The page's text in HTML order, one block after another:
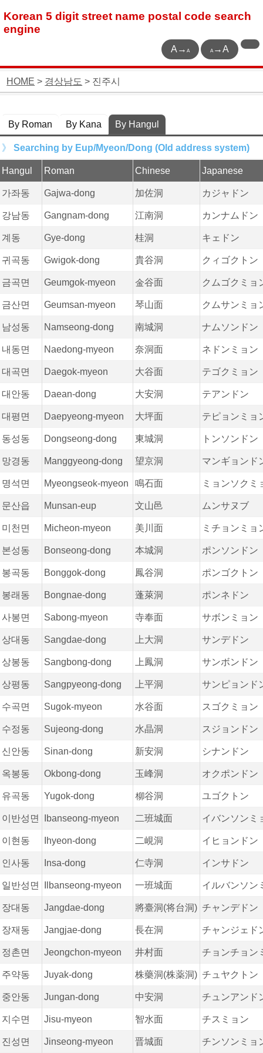
Korean 5 digit street name postal code search
engine
A →A
A→A
HOME > 경상남도 > 진주시
By Roman By Kana By Hangul
Searching by Eup/Myeon/Dong (Old address system)
Hangul Roman Chinese Japanese
가좌동 Gajwa-dong 加佐洞 カジャドン
강남동 Gangnam-dong 江南洞 カンナムドン
계동 Gye-dong 桂洞 キェドン
귀곡동 Gwigok-dong 貴谷洞 クィゴクトン
금곡면 Geumgok-myeon 金谷面 クムゴクミョ
금산면 Geumsan-myeon 琴山面 クムサンミョ
남성동 Namseong-dong 南城洞 ナムソンドン
내동면 Naedong-myeon 奈洞面 ネドンミョン
대곡면 Daegok-myeon 大谷面 テゴクミョン
대안동 Daean-dong 大安洞 テアンドン
대평면 Daepyeong-myeon 大坪面 テピョンミョ
동성동 Dongseong-dong 東城洞 トンソンドン
망경동 Manggyeong-dong 望京洞 マンギョンド
명석면 Myeongseok-myeon 鳴石面 ミョンソクミ
문산읍 Munsan-eup 文山邑 ムンサヌブ
미천면 Micheon-myeon 美川面 ミチョンミョ
본성동 Bonseong-dong 本城洞 ポンソンドン
봉곡동 Bonggok-dong 鳳谷洞 ポンゴクトン
봉래동 Bongnae-dong 蓬萊洞 ポンネドン
사봉면 Sabong-myeon 寺奉面 サボンミョン
상대동 Sangdae-dong 上大洞 サンデドン
상봉동 Sangbong-dong 上鳳洞 サンボンドン
상평동 Sangpyeong-dong 上平洞 サンピョンド
수곡면 Sugok-myeon 水谷面 スゴクミョン
수정동 Sujeong-dong 水晶洞 スジョンドン
신안동 Sinan-dong 新安洞 シナンドン
옥봉동 Okbong-dong 玉峰洞 オクポンドン
유곡동 Yugok-dong 柳谷洞 ユゴクトン
이반성면 Ibanseong-myeon 二班城面 イバンソンミ
이현동 Ihyeon-dong 二峴洞 イヒョンドン
인사동 Insa-dong 仁寺洞 インサドン
일반성면 Ilbanseong-myeon 一班城面 イルバンソン
장대동 Jangdae-dong 將臺洞(将台洞) チャンデドン
장재동 Jangjae-dong 長在洞 チャンジェド
정촌면 Jeongchon-myeon 井村面 チョンチョン
주약동 Juyak-dong 株藥洞(株薬洞) チュヤクトン
중안동 Jungan-dong 中安洞 チュンアンド
지수면 Jisu-myeon 智水面 チスミョン
진성면 Jinseong-myeon 晋城面 チンソンミョ